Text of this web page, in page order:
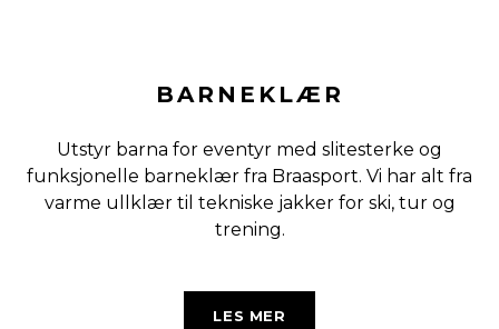
BARNEKLÆR
Utstyr barna for eventyr med slitesterke og
funksjonelle barneklær fra Braasport. Vi har alt fra
varme ullklær til tekniske jakker for ski, tur og
trening.
LES MER